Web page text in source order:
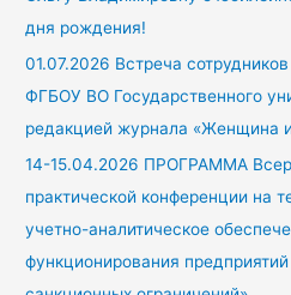
дня рождения!
01.07.2026 Встреча
ФГБОУ ВО Государственного
редакцией журнала «Женщина
14-15.04.2026 ПРОГРАММА
практической конференции на
учетно-аналитическое
функционирования